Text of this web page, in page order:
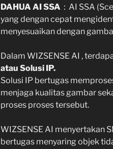
DAHUA AI SSA ：AI SSA
yang dengan cepat
menyesuaikan dengan
Dalam WIZSENSE AI ,
atau Solusi IP.
Solusi IP bertugas
menjaga kualitas gambar
proses proses tersebut.
WIZSENSE AI menyertakan
bertugas menyaring objek